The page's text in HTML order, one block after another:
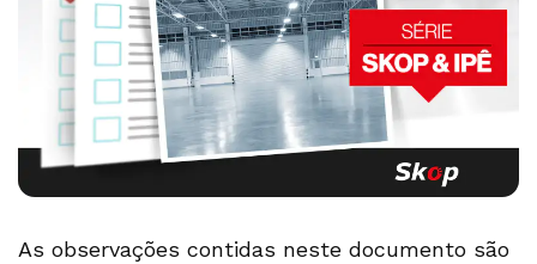
As observações contidas neste documento são